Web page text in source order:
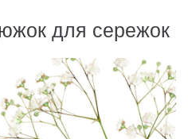
для сережок